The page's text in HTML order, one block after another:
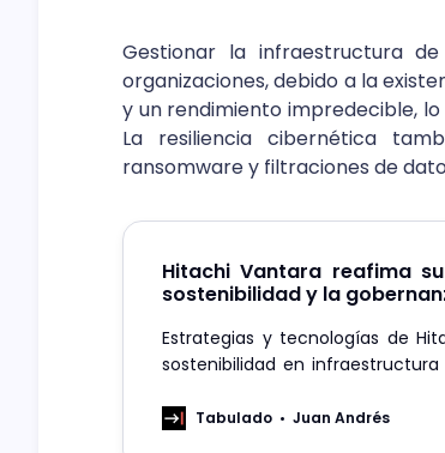
Gestionar la infraestructura
organizaciones, debido a la
y un rendimiento impredecible,
La resiliencia cibernética
ransomware y filtraciones de
Hitachi Vantara reafima
sostenibilidad y la
Estrategias y tecnologías de
sostenibilidad en
Tabulado Juan Andrés